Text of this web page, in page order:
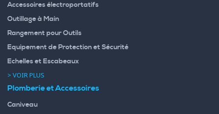
Accessoires électroportatifs
Outillage à Main
Rangement pour Outils
Equipement de Protection et Sécurité
Echelles et Escabeaux
> VOIR PLUS
Plomberie et Accessoires
Caniveau